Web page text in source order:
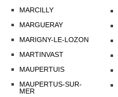
MARCILLY
MARGUERAY
MARIGNY-LE-LOZON
MARTINVAST
MAUPERTUIS
MAUPERTUS-SUR-
MER